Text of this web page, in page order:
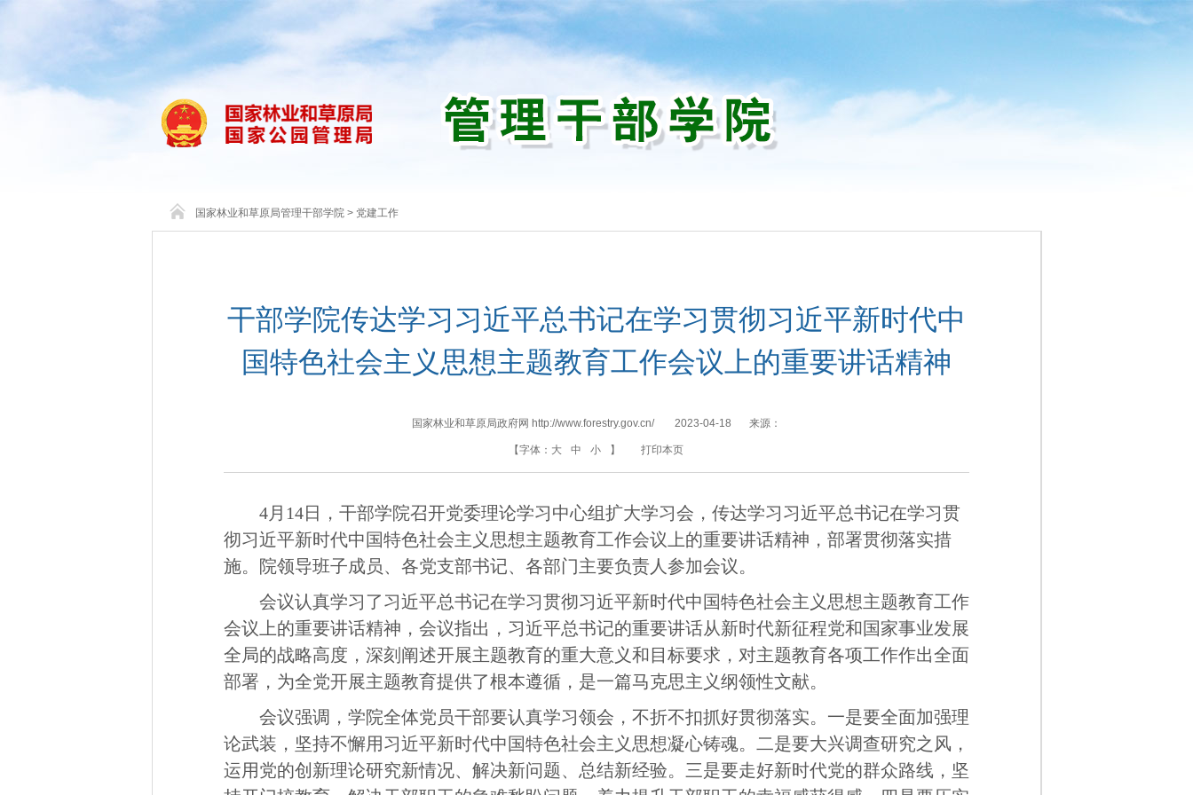
国家林业和草原局管理干部学院 > 党建工作
干部学院传达学习习近平总书记在学习贯彻习近平新时代中
国特色社会主义思想主题教育工作会议上的重要讲话精神
国家林业和草原局政府网 http://www.forestry.gov.cn/ 2023-04-18 来源：
【字体： 大 中 小 】 打印本页
4月14日，干部学院召开党委理论学习中心组扩大学习会，传达学习习近平总书记在学习贯
彻习近平新时代中国特色社会主义思想主题教育工作会议上的重要讲话精神，部署贯彻落实措
施。院领导班子成员、各党支部书记、各部门主要负责人参加会议。
会议认真学习了习近平总书记在学习贯彻习近平新时代中国特色社会主义思想主题教育工作
会议上的重要讲话精神，会议指出，习近平总书记的重要讲话从新时代新征程党和国家事业发展
全局的战略高度，深刻阐述开展主题教育的重大意义和目标要求，对主题教育各项工作作出全面
部署，为全党开展主题教育提供了根本遵循，是一篇马克思主义纲领性文献。
会议强调，学院全体党员干部要认真学习领会，不折不扣抓好贯彻落实。一是要全面加强理
论武装，坚持不懈用习近平新时代中国特色社会主义思想凝心铸魂。二是要大兴调查研究之风，
运用党的创新理论研究新情况、解决新问题、总结新经验。三是要走好新时代党的群众路线，坚